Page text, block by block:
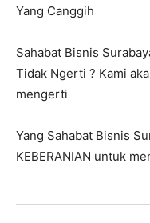
Yang Canggih
Sahabat Bisnis
Tidak Ngerti ? Kami
mengerti
Yang Sahabat Bisnis
KEBERANIAN untuk